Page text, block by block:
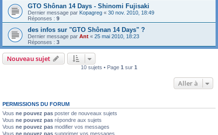
GTO Shônan 14 Days - Shinomi Fujisaki
Dernier message par Kopagreg « 30 nov. 2010, 18:49
Réponses : 9
des infos sur "GTO Shônan 14 Days" ?
Dernier message par Ant « 25 mai 2010, 18:23
Réponses : 3
Nouveau sujet
10 sujets • Page 1 sur 1
Aller à
PERMISSIONS DU FORUM
Vous ne pouvez pas poster de nouveaux sujets
Vous ne pouvez pas répondre aux sujets
Vous ne pouvez pas modifier vos messages
Vous ne pouvez pas supprimer vos messages